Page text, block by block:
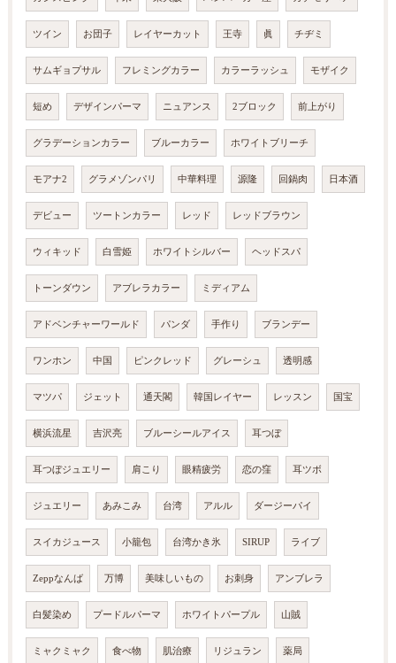
ツイン お団子 レイヤーカット 王寺 眞 チヂミ
サムギョプサル フレミングカラー カラーラッシュ モザイク
短め デザインパーマ ニュアンス 2ブロック 前上がり
グラデーションカラー ブルーカラー ホワイトブリーチ
モアナ2 グラメゾンパリ 中華料理 源隆 回鍋肉 日本酒
デビュー ツートンカラー レッド レッドブラウン
ウィキッド 白雪姫 ホワイトシルバー ヘッドスパ
トーンダウン アブレラカラー ミディアム
アドベンチャーワールド パンダ 手作り ブランデー
ワンホン 中国 ピンクレッド グレーシュ 透明感
マツパ ジェット 通天閣 韓国レイヤー レッスン 国宝
横浜流星 吉沢亮 ブルーシールアイス 耳つぼ
耳つぼジュエリー 肩こり 眼精疲労 恋の窪 耳ツボ
ジュエリー あみこみ 台湾 アルル ダージーパイ
スイカジュース 小籠包 台湾かき氷 SIRUP ライブ
Zeppなんば 万博 美味しいもの お刺身 アンブレラ
白髪染め プードルパーマ ホワイトパープル 山賊
ミャクミャク 食べ物 肌治療 リジュラン 薬局